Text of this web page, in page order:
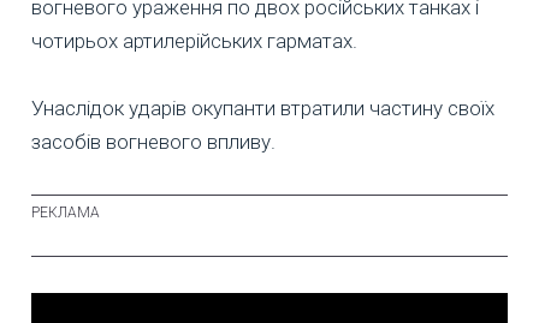
вогневого ураження по двох російських танках і
чотирьох артилерійських гарматах.
Унаслідок ударів окупанти втратили частину своїх
засобів вогневого впливу.